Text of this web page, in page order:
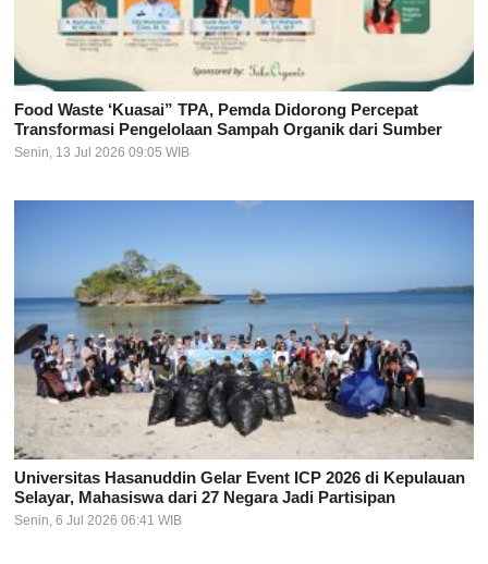
Food Waste ‘Kuasai” TPA, Pemda Didorong Percepat
Transformasi Pengelolaan Sampah Organik dari Sumber
Senin, 13 Jul 2026 09:05 WIB
Universitas Hasanuddin Gelar Event ICP 2026 di Kepulauan
Selayar, Mahasiswa dari 27 Negara Jadi Partisipan
Senin, 6 Jul 2026 06:41 WIB